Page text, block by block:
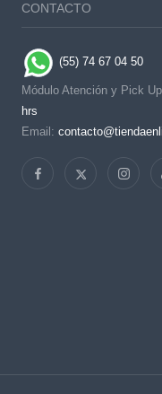
CONTACTO
(55) 74 67 04 50
Módulo Atención y Pick
hrs
Email: